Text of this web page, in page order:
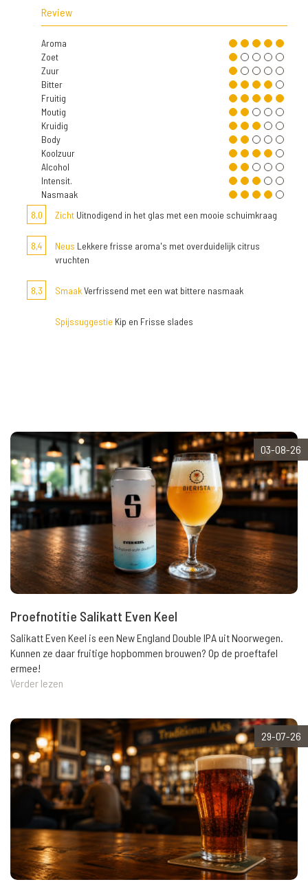
Review
Aroma
Zoet
Zuur
Bitter
Fruitig
Moutig
Kruidig
Body
Koolzuur
Alcohol
Intensit.
Nasmaak
8,0
Zicht Uitnodigend in het glas met een mooie schuimkraag
8,4 Neus Lekkere frisse aroma's met overduidelijk citrus
vruchten
8,3 SmaakVerfrissend met een wat bittere nasmaak
Spijssuggestie Kip en Frisse slades
03-08-26
Proefnotitie Salikatt Even Keel
Salikatt Even Keel is een New England Double IPA uit Noorwegen.
Kunnen ze daar fruitige hopbommen brouwen? Op de proeftafel
ermee!
Verder lezen
29-07-26